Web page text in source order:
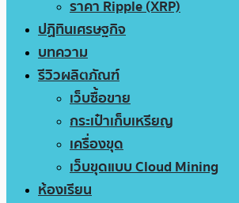
ราคา Ripple (XRP)
ปฏิทินเศรษฐกิจ
บทความ
รีวิวผลิตภัณฑ์
เว็บซื้อขาย
กระเป๋าเก็บเหรียญ
เครื่องขุด
เว็บขุดแบบ Cloud Mining
ห้องเรียน